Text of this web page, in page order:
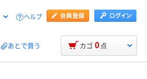
ヘルプ
あとで買う カゴ 0 点